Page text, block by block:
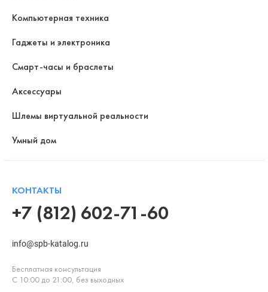
Компьютерная техника
Гаджеты и электроника
Смарт-часы и браслеты
Аксессуары
Шлемы виртуальной реальности
Умный дом
КОНТАКТЫ
+7 (812) 602-71-60
info@spb-katalog.ru
Бесплатная консультация
С 10:00 до 21:00, без выходных